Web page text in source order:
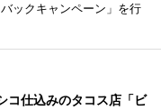
ックキャンペーン」を行
コ仕込みのタコス店「ビ